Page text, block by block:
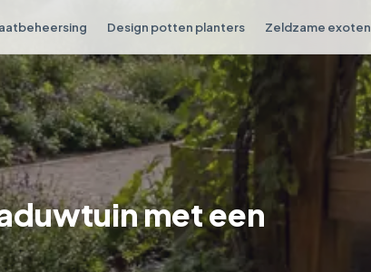
Design potten planters Zeldzame exoten
met een